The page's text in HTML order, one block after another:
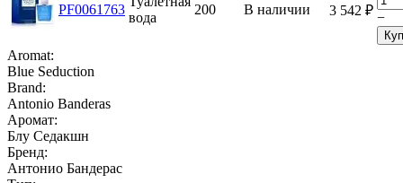
PF0061763
вода
200 В наличии 3 542 ₽ −
Aromat:
Blue Seduction
Brand:
Antonio Banderas
Аромат:
Блу Седакшн
Бренд:
Антонио Бандерас